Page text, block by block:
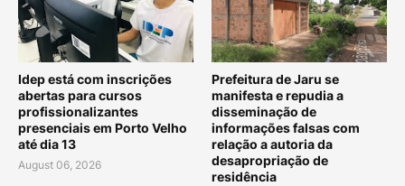
Idep está com inscrições
abertas para cursos
profissionalizantes
presenciais em Porto Velho
até dia 13
August 06, 2026
Prefeitura de Jaru se
manifesta e repudia a
disseminação de
informações falsas com
relação a autoria da
desapropriação de
residência